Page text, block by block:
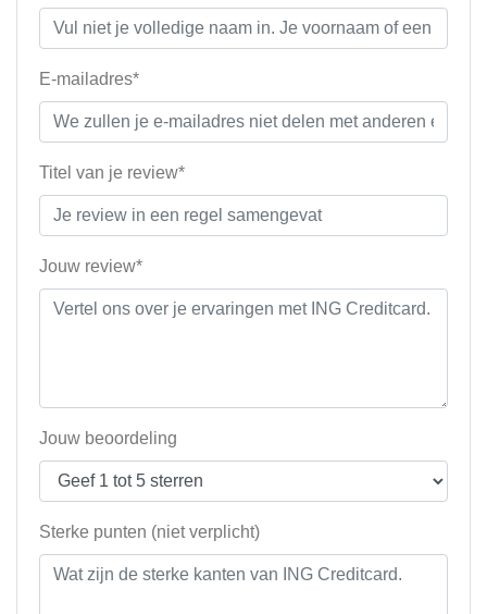
E-mailadres*
Titel van je review*
Jouw review*
Jouw beoordeling
Sterke punten (niet verplicht)